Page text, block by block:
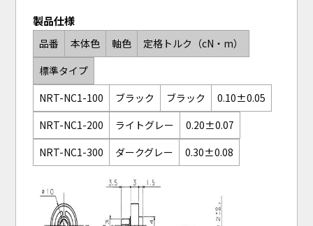
製品仕様
品番 本体色 軸色
定格トルク（cN・m）
標準タイプ
NRT-NC1-100
ブラック ブラック
0.10±0.05
NRT-NC1-200
ライトグレー
0.20±0.07
NRT-NC1-300
ダークグレー 0.30±0.08